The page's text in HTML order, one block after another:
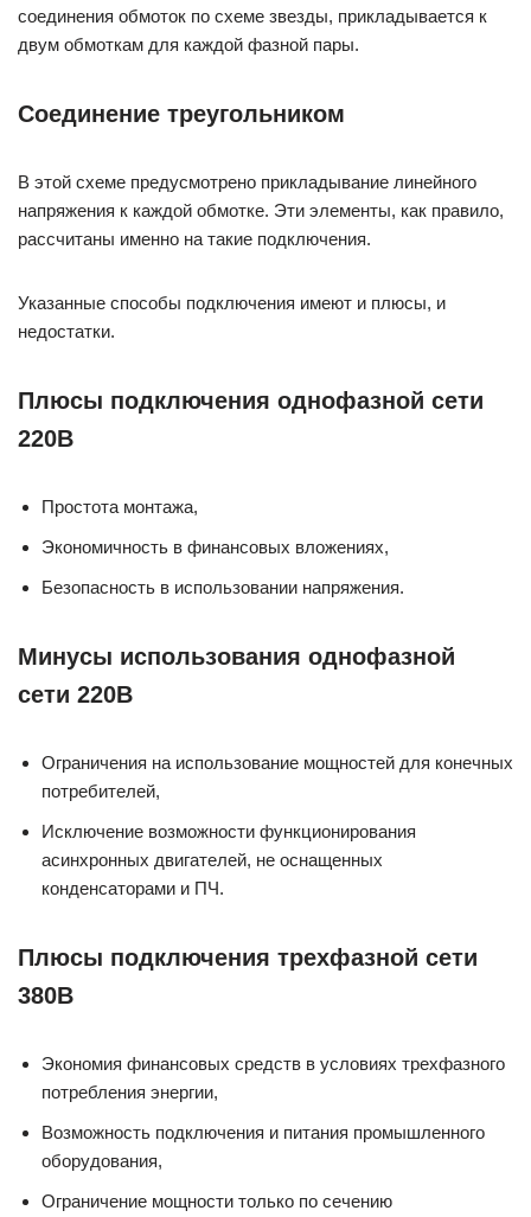
соединения обмоток по схеме звезды, прикладывается к
двум обмоткам для каждой фазной пары.
Соединение треугольником
В этой схеме предусмотрено прикладывание линейного
напряжения к каждой обмотке. Эти элементы, как правило,
рассчитаны именно на такие подключения.
Указанные способы подключения имеют и плюсы, и
недостатки.
Плюсы подключения однофазной сети
220B
Простота монтажа,
Экономичность в финансовых вложениях,
Безопасность в использовании напряжения.
Минусы использования однофазной
сети 220B
Ограничения на использование мощностей для конечных
потребителей,
Исключение возможности функционирования
асинхронных двигателей, не оснащенных
конденсаторами и ПЧ.
Плюсы подключения трехфазной сети
380B
Экономия финансовых средств в условиях трехфазного
потребления энергии,
Возможность подключения и питания промышленного
оборудования,
Ограничение мощности только по сечению